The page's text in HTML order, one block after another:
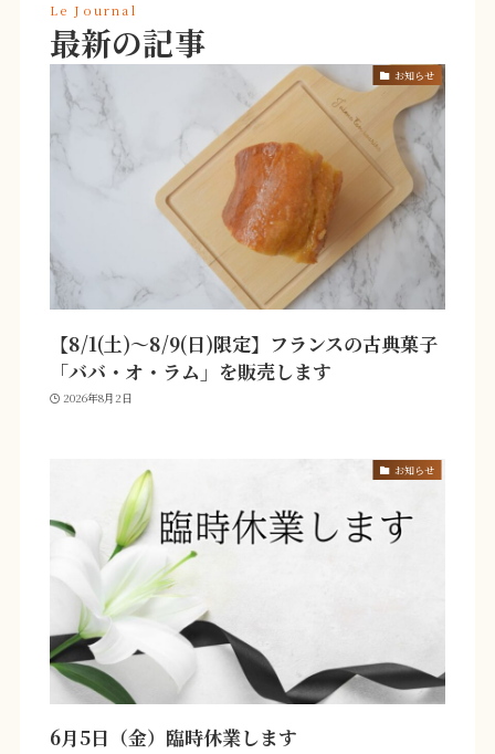
Le Journal
最新の記事
お知らせ
【8/1(土)〜8/9(日)限定】フランスの古典菓子
「ババ・オ・ラム」を販売します
2026年8月2日
お知らせ
6月5日（金）臨時休業します